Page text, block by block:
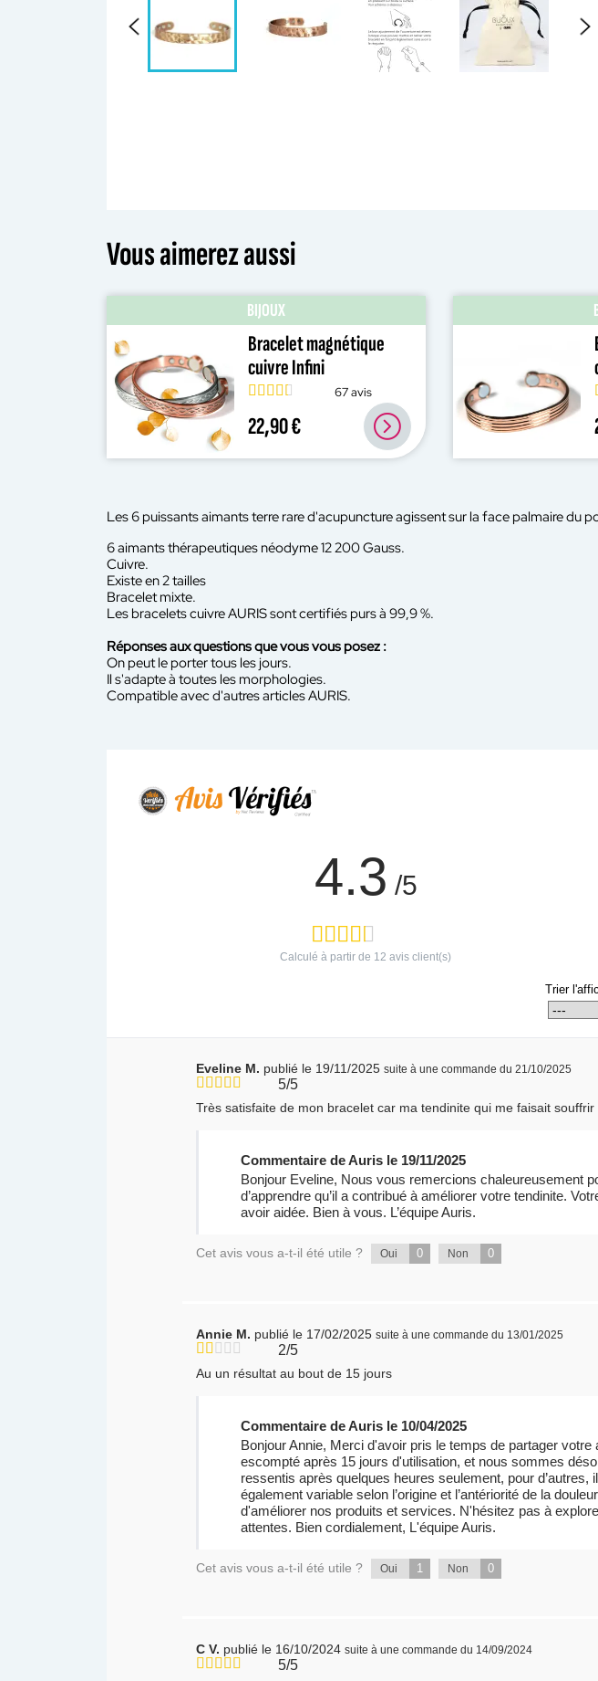
Vous aimerez aussi
BIJOUX
Bracelet magnétique
cuivre Infini
67 avis
22,90 €
Les 6 puissants aimants terre rare d'acupuncture agissent sur la face palmaire
6 aimants thérapeutiques néodyme 12 200 Gauss.
Cuivre.
Existe en 2 tailles
Bracelet mixte.
Les bracelets cuivre AURIS sont certifiés purs à 99,9 %.
Réponses aux questions que vous vous posez :
On peut le porter tous les jours.
Il s'adapte à toutes les morphologies.
Compatible avec d'autres articles AURIS.
4.3 /5
Calculé à partir de 12 avis client(s)
Trier
Eveline M. publié le 19/11/2025 suite à une commande du 21/10/2025
5/5
Très satisfaite de mon bracelet car ma tendinite qui me faisait
Commentaire de Auris le 19/11/2025
Bonjour Eveline, Nous vous remercions chaleureusement
d’apprendre qu’il a contribué à améliorer votre tendinite.
avoir aidée. Bien à vous. L’équipe Auris.
Cet avis vous a-t-il été utile ? Oui 0 Non 0
Annie M. publié le 17/02/2025 suite à une commande du 13/01/2025
2/5
Au un résultat au bout de 15 jours
Commentaire de Auris le 10/04/2025
Bonjour Annie, Merci d'avoir pris le temps de partager
escompté après 15 jours d'utilisation, et nous sommes
ressentis après quelques heures seulement, pour
également variable selon l’origine et l’antériorité de la
d'améliorer nos produits et services. N'hésitez pas à
attentes. Bien cordialement, L'équipe Auris.
Cet avis vous a-t-il été utile ? Oui 1 Non 0
C V. publié le 16/10/2024 suite à une commande du 14/09/2024
5/5